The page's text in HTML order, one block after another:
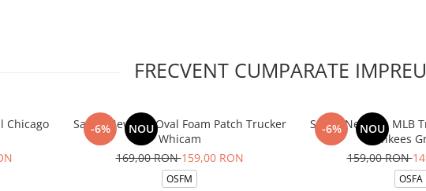
FRECVENT CUMPARATE
Chicago
-6% NOU
Sapca New Era Oval Foam Patch Trucker
Whicam
169,00 RON159,00 RON
OSFM
-6% NOU
Sapca New Era MLB
Yankees
159,00 RON
OSFA